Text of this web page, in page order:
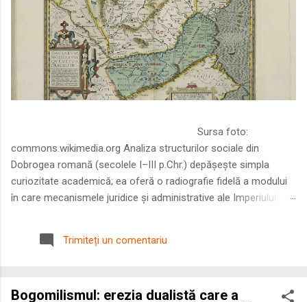
Sursa foto:
commons.wikimedia.org Analiza structurilor sociale din
Dobrogea romană (secolele I–III p.Chr.) depășește simpla
curiozitate academică; ea oferă o radiografie fidelă a modului
în care mecanismele juridice și administrative ale Imperiului
Într-o epocă în care prosperitatea excepțională a lumii romane
era susținută de o mobilitate socială dinamică și de o libertate
roman – în special a cetățenilor romani ( cives Romani ) în
Trimiteți un comentariu
Bogomilismul: erezia dualistă care a